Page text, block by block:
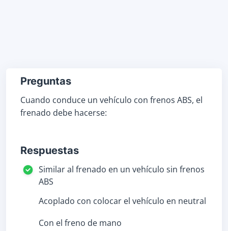
Preguntas
Cuando conduce un vehículo con frenos ABS, el
frenado debe hacerse:
Respuestas
Similar al frenado en un vehículo sin frenos
ABS
Acoplado con colocar el vehículo en neutral
Con el freno de mano